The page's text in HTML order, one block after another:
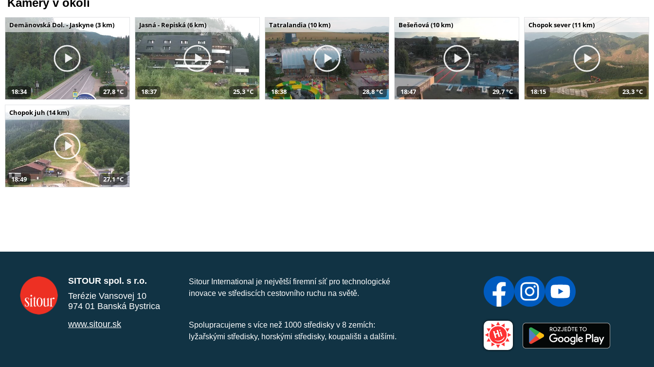
Demänovská Dol. - Jaskyne (3 km)
18:34 27,8 °C
Jasná - Repiská (6 km)
18:37 25,3 °C
Tatralandia (10 km)
18:38 28,8 °C
Bešeňová (10 km)
18:47 29,7 °C
Chopok sever (11 km)
18:15 23,3 °C
Chopok juh (14 km)
18:49 27,1 °C
SITOUR spol. s r.o.
Terézie Vansovej 10
974 01 Banská Bystrica
www.sitour.sk
Sitour International je největší firemní síť pro technologické
inovace ve střediscích cestovního ruchu na světě.
Spolupracujeme s více než 1000 středisky v 8 zemích:
lyžařskými středisky, horskými středisky, koupališti a dalšími.